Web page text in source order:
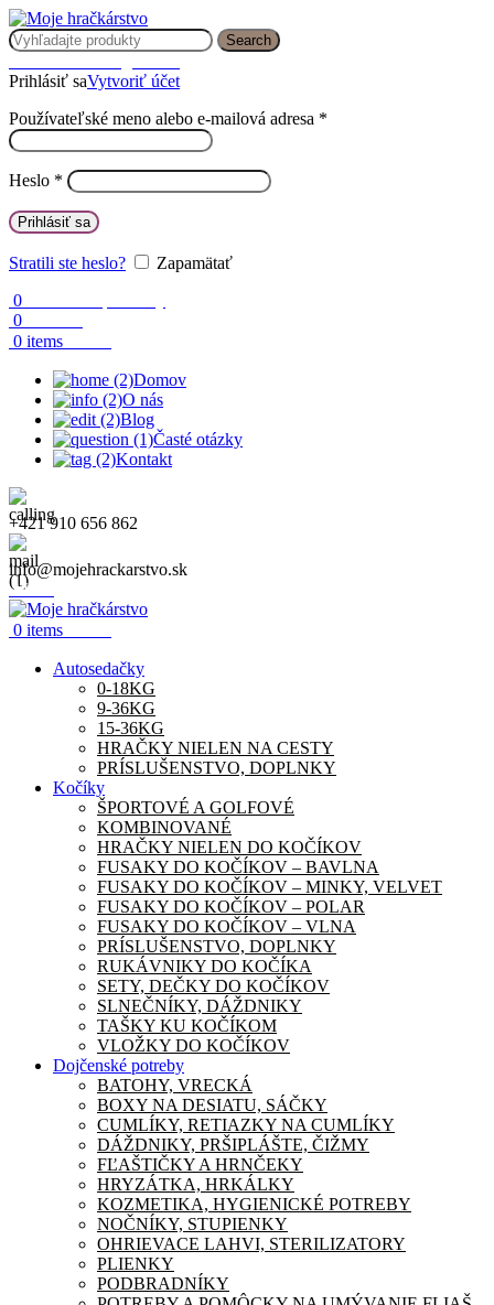
Search
Prihlásiť saVytvoriť účet
Používateľské meno alebo e-mailová adresa *
Heslo *
Prihlásiť sa
Stratili ste heslo?
Zapamätať
0
0
0 items
Domov
O nás
Blog
Časté otázky
Kontakt
+421 910 656 862
info@mojehrackarstvo.sk
Menu
0 items
Autosedačky
0-18KG
9-36KG
15-36KG
HRAČKY NIELEN NA CESTY
PRÍSLUŠENSTVO, DOPLNKY
Kočíky
ŠPORTOVÉ A GOLFOVÉ
KOMBINOVANÉ
HRAČKY NIELEN DO KOČÍKOV
FUSAKY DO KOČÍKOV – BAVLNA
FUSAKY DO KOČÍKOV – MINKY, VELVET
FUSAKY DO KOČÍKOV – POLAR
FUSAKY DO KOČÍKOV – VLNA
PRÍSLUŠENSTVO, DOPLNKY
RUKÁVNIKY DO KOČÍKA
SETY, DEČKY DO KOČÍKOV
SLNEČNÍKY, DÁŽDNIKY
TAŠKY KU KOČÍKOM
VLOŽKY DO KOČÍKOV
Dojčenské potreby
BATOHY, VRECKÁ
BOXY NA DESIATU, SÁČKY
CUMLÍKY, RETIAZKY NA CUMLÍKY
DÁŽDNIKY, PRŠIPLÁŠTE, ČIŽMY
FĽAŠTIČKY A HRNČEKY
HRYZÁTKA, HRKÁLKY
KOZMETIKA, HYGIENICKÉ POTREBY
NOČNÍKY, STUPIENKY
OHRIEVACE LAHVI, STERILIZATORY
PLIENKY
PODBRADNÍKY